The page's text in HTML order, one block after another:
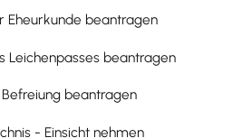
Eheurkunde beantragen
Leichenpasses beantragen
beantragen
- Einsicht nehmen